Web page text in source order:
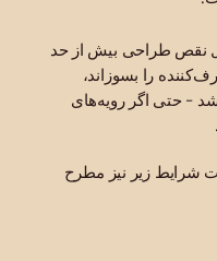
نقص طراحی بیش از حد
را بسوزاند،
- حتی اگر رویه‌های
شرایط زیر نیز مطرح